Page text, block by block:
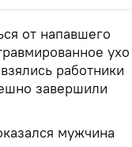
от напавшего
ухо
работники
завершили
мужчина